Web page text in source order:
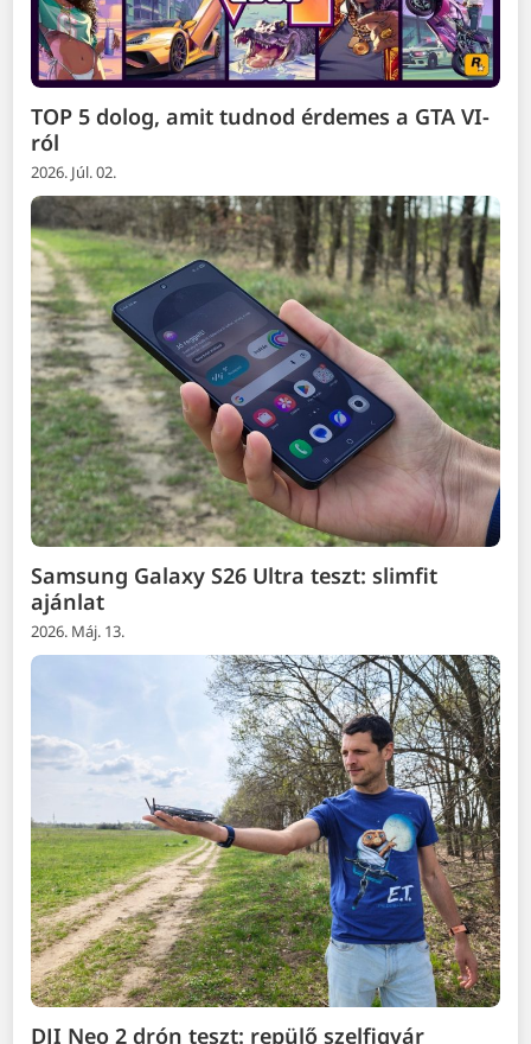
TOP 5 dolog, amit tudnod érdemes a GTA VI-
ról
2026. Júl. 02.
Samsung Galaxy S26 Ultra teszt: slimfit
ajánlat
2026. Máj. 13.
DJI Neo 2 drón teszt: repülő szelfigyár